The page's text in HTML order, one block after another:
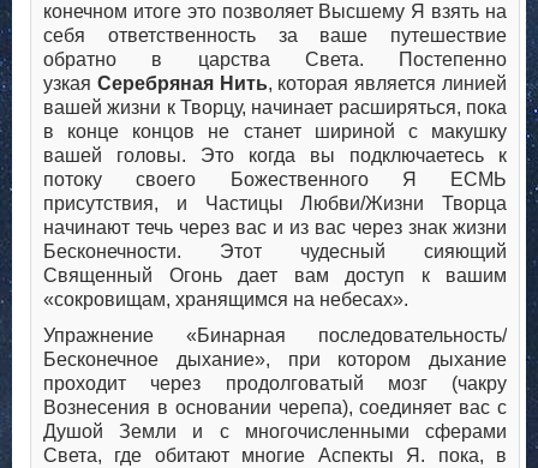
конечном итоге это позволяет Высшему Я взять на
себя ответственность за ваше путешествие
обратно в царства Света. Постепенно
узкая Серебряная Нить, которая является линией
вашей жизни к Творцу, начинает расширяться, пока
в конце концов не станет шириной с макушку
вашей головы. Это когда вы подключаетесь к
потоку своего Божественного Я ЕСМЬ
присутствия, и Частицы Любви/Жизни Творца
начинают течь через вас и из вас через знак жизни
Бесконечности. Этот чудесный сияющий
Священный Огонь дает вам доступ к вашим
«сокровищам, хранящимся на небесах».
Упражнение «Бинарная последовательность/
Бесконечное дыхание», при котором дыхание
проходит через продолговатый мозг (чакру
Вознесения в основании черепа), соединяет вас с
Душой Земли и с многочисленными сферами
Света, где обитают многие Аспекты Я. пока, в